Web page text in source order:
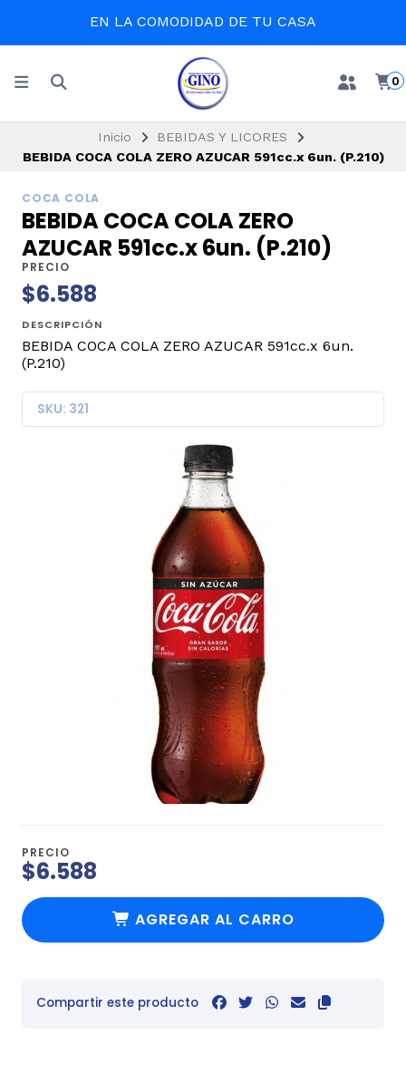
EN LA COMODIDAD DE TU CASA
0
Inicio
BEBIDAS Y LICORES
BEBIDA COCA COLA ZERO AZUCAR 591cc.x 6un. (P.210)
COCA COLA
BEBIDA COCA COLA ZERO
AZUCAR 591cc.x 6un. (P.210)
PRECIO
$6.588
DESCRIPCIÓN
BEBIDA COCA COLA ZERO AZUCAR 591cc.x 6un.
(P.210)
SKU: 321
PRECIO
$6.588
AGREGAR AL CARRO
Compartir este producto